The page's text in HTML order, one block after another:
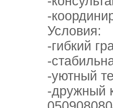
-
Условия:
-гибкий
-
-уютный
-дружный